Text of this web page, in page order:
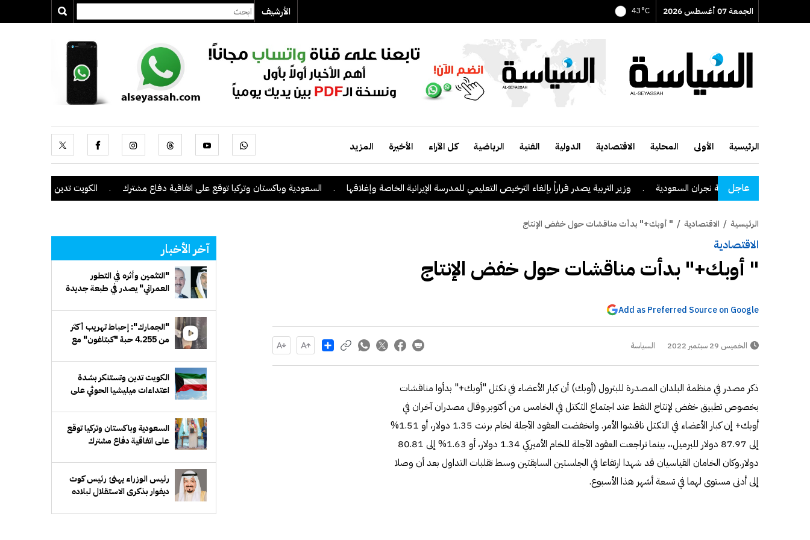
الجمعة 07 أغسطس 2026 43°C الأرشيف
الرئيسية الأولى المحلية الاقتصادية الدولية الفنية الرياضية كل الآراء الأخيرة المزيد
عاجل
الحوثي على منطقة نجران السعودية . وزير التربية يصدر قراراً بإلغاء الترخيص التعليمي للمدرسة الإيرانية الخاصة وإغلاقها . السعودية وباكستان وتركيا توقع على اتفاقية دفاع مشترك . الكويت تدين وتستنكر بشدة
الرئيسية / الاقتصادية / " أوبك+" بدأت مناقشات حول خفض الإنتاج
الاقتصادية
" أوبك+" بدأت مناقشات حول خفض الإنتاج
Add as Preferred Source on Google
الخميس 29 سبتمبر 2022 السياسة Share
ذكر مصدر في منظمة البلدان المصدرة للبترول (أوبك) أن كبار الأعضاء في تكتل "أوبك+" بدأوا مناقشات
بخصوص تطبيق خفض لإنتاج النفط عند اجتماع التكتل في الخامس من أكتوبر.وقال مصدران آخران في
أوبك+ إن كبار الأعضاء في التكتل ناقشوا الأمر. وانخفضت العقود الآجلة لخام برنت 1.35 دولار، أو 1.51%
إلى 87.97 دولار للبرميل،، بينما تراجعت العقود الآجلة للخام الأميركي 1.34 دولار، أو 1.63% إلى 80.81
دولار.وكان الخامان القياسيان قد شهدا ارتفاعا في الجلستين السابقتين وسط تقلبات التداول بعد أن وصلا
إلى أدنى مستوى لهما في تسعة أشهر هذا الأسبوع.
آخر الأخبار
"التثمين وأثره في التطور
العمراني" يصدر في طبعة جديدة
"الجمارك": إحباط تهريب أكثر
من 4.255 حبة "كبتاغون" مع
الكويت تدين وتستنكر بشدة
اعتداءات ميليشيا الحوثي على
السعودية وباكستان وتركيا توقع
على اتفاقية دفاع مشترك
رئيس الوزراء يهنئ رئيس كوت
ديفوار بذكرى الاستقلال لبلاده